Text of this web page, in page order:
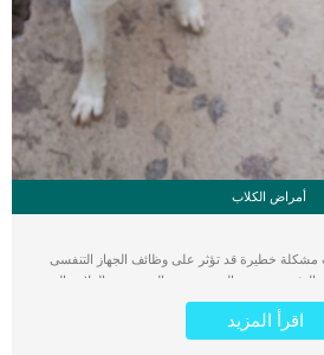
أمراض الكلاب
مشكلة خطيرة قد تؤثر على وظائف الجهاز التنفسى
وصعوبة التنفس ضيق التنفس هو العلامة التي
الكلب بتراكم سوائل فى صدره . اقرا ايضا:صعوبة
وجدت كلبك يتنفس بصعوبة ويشعر بالخمول فعليك
اسرع وقت . أعراض تدل على تراكم السوائل فى صدر
اقرأ المزيد